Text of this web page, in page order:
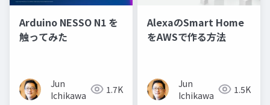
Arduino NESSO N1 を
触ってみた
Jun
Ichikawa
1.7K
AlexaのSmart Home
をAWSで作る方法
Jun
Ichikawa
1.5K